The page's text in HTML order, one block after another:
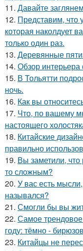
11. Давайте
12. Представим, что
которая наколдует
только один раз.
13. Деревянные
14. Обзор интерьера
15. В Тольятти
ночь.
16. Как вы
17. Что, по вашему
настоящего
18. Китайские
правильно
19. Вы заметили,
то сложным?
20. У вас есть
назывался?
21. Смогли бы вы
22. Самое трендовое
году: тёмно -
23. Китайцы не